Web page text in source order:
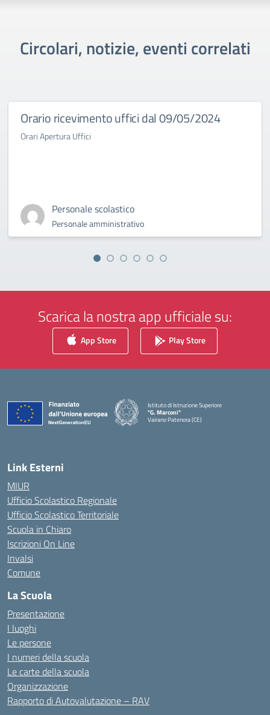
Circolari, notizie, eventi correlati
Orario ricevimento uffici dal 09/05/2024
Orari Apertura Uffici
Personale scolastico
Personale amministrativo
Scarica la nostra app ufficiale su:
App Store Play Store
Istituto di Istruzione Superiore
"G. Marconi"
Vairano Patenora (CE)
Link Esterni
MIUR
Ufficio Scolastico Regionale
Ufficio Scolastico Territoriale
Scuola in Chiaro
Iscrizioni On Line
Invalsi
Comune
La Scuola
Presentazione
I luoghi
Le persone
I numeri della scuola
Le carte della scuola
Organizzazione
Rapporto di Autovalutazione – RAV